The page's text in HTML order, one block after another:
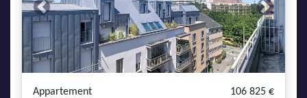
AJP Recrute
AJP Actualités
Service Qualité Clients
Previous Next
Appartement
106 825 €